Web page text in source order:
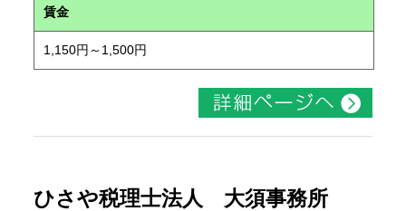
賃金
1,150円～1,500円
ひさや税理士法人 大須事務所